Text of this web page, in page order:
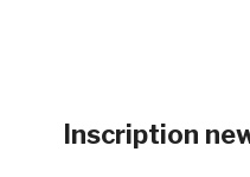
Inscription